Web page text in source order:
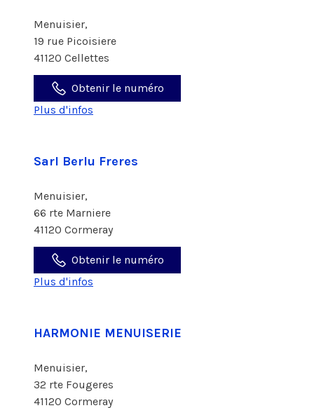
Menuisier,
19 rue Picoisiere
41120 Cellettes
Obtenir le numéro
Plus d'infos
Sarl Berlu Freres
Menuisier,
66 rte Marniere
41120 Cormeray
Obtenir le numéro
Plus d'infos
HARMONIE MENUISERIE
Menuisier,
32 rte Fougeres
41120 Cormeray